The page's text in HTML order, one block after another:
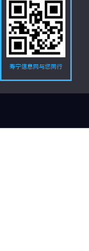
寿宁信息网与您同行